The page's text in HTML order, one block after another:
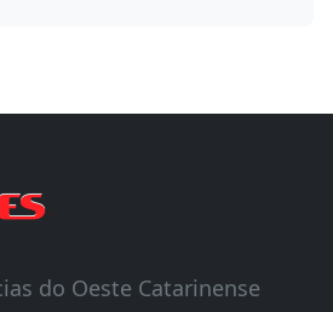
do Oeste Catarinense